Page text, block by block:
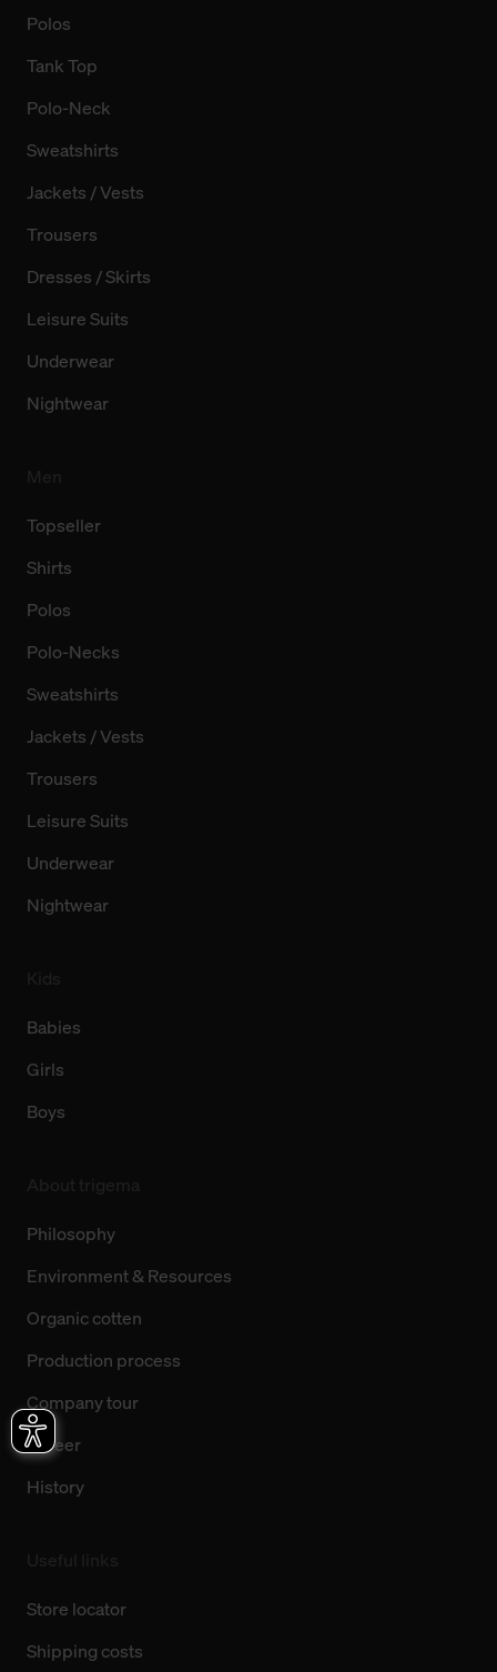
Polos
Tank Top
Polo-Neck
Sweatshirts
Jackets / Vests
Trousers
Dresses / Skirts
Leisure Suits
Underwear
Nightwear
Topseller
Shirts
Polos
Polo-Necks
Sweatshirts
Jackets / Vests
Trousers
Leisure Suits
Underwear
Nightwear
Babies
Girls
Boys
Philosophy
Environment & Resources
Organic cotten
Production process
Company tour
Career
History
Store locator
Shipping costs